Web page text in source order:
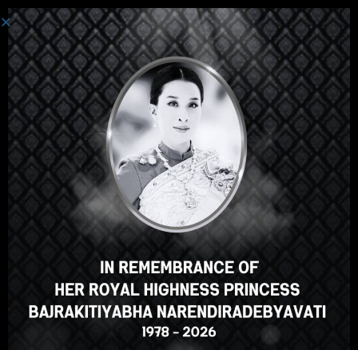
Login
Hey there, great course, right?
Do you like this course?
ENROLL COURSE
Select your language
ภาษาไทย Russian